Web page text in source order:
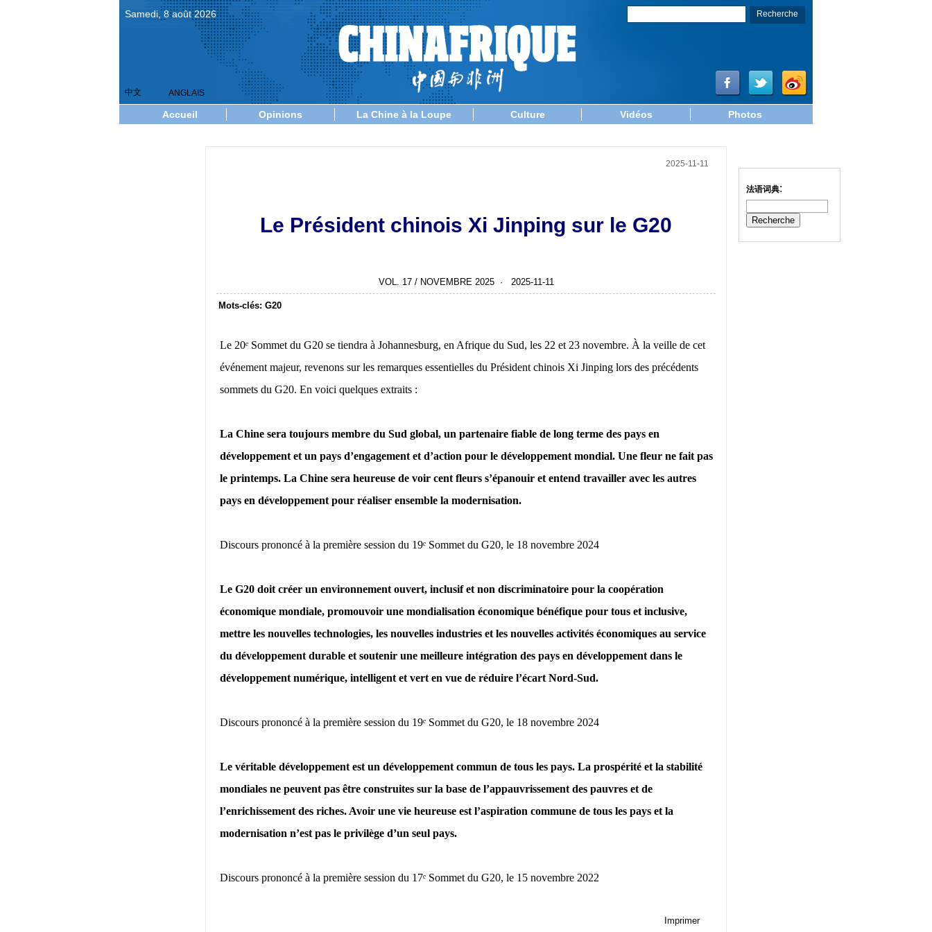
法语词典:
Samedi, 8 août 2026
中文 ANGLAIS
Accueil Opinions La Chine à la Loupe Culture Vidéos Photos
2025-11-11
Le Président chinois Xi Jinping sur le G20
VOL. 17 / NOVEMBRE 2025 · 2025-11-11
Mots-clés: G20
Le 20ᵉ Sommet du G20 se tiendra à Johannesburg, en Afrique du Sud, les 22 et 23 novembre. À la veille de cet
événement majeur, revenons sur les remarques essentielles du Président chinois Xi Jinping lors des précédents
sommets du G20. En voici quelques extraits :
La Chine sera toujours membre du Sud global, un partenaire fiable de long terme des pays en
développement et un pays d’engagement et d’action pour le développement mondial. Une fleur ne fait pas
le printemps. La Chine sera heureuse de voir cent fleurs s’épanouir et entend travailler avec les autres
pays en développement pour réaliser ensemble la modernisation.
Discours prononcé à la première session du 19ᵉ Sommet du G20, le 18 novembre 2024
Le G20 doit créer un environnement ouvert, inclusif et non discriminatoire pour la coopération
économique mondiale, promouvoir une mondialisation économique bénéfique pour tous et inclusive,
mettre les nouvelles technologies, les nouvelles industries et les nouvelles activités économiques au service
du développement durable et soutenir une meilleure intégration des pays en développement dans le
développement numérique, intelligent et vert en vue de réduire l’écart Nord-Sud.
Discours prononcé à la première session du 19ᵉ Sommet du G20, le 18 novembre 2024
Le véritable développement est un développement commun de tous les pays. La prospérité et la stabilité
mondiales ne peuvent pas être construites sur la base de l’appauvrissement des pauvres et de
l’enrichissement des riches. Avoir une vie heureuse est l’aspiration commune de tous les pays et la
modernisation n’est pas le privilège d’un seul pays.
Discours prononcé à la première session du 17ᵉ Sommet du G20, le 15 novembre 2022
Imprimer